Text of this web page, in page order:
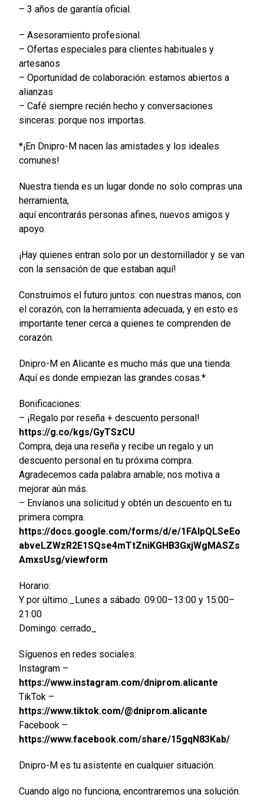
– 3 años de garantía oficial.
– Asesoramiento profesional.
– Ofertas especiales para clientes habituales y
artesanos
– Oportunidad de colaboración: estamos abiertos a
alianzas
– Café siempre recién hecho y conversaciones
sinceras: porque nos importas.
*¡En Dnipro-M nacen las amistades y los ideales
comunes!
Nuestra tienda es un lugar donde no solo compras una
herramienta,
aquí encontrarás personas afines, nuevos amigos y
apoyo.
¡Hay quienes entran solo por un destornillador y se van
con la sensación de que estaban aquí!
Construimos el futuro juntos: con nuestras manos, con
el corazón, con la herramienta adecuada, y en esto es
importante tener cerca a quienes te comprenden de
corazón.
Dnipro-M en Alicante es mucho más que una tienda.
Aquí es donde empiezan las grandes cosas.*
Bonificaciones:
– ¡Regalo por reseña + descuento personal!
https://g.co/kgs/GyTSzCU
Compra, deja una reseña y recibe un regalo y un
descuento personal en tu próxima compra.
Agradecemos cada palabra amable; nos motiva a
mejorar aún más.
– Envíanos una solicitud y obtén un descuento en tu
primera compra.
https://docs.google.com/forms/d/e/1FAIpQLSeEo
abveLZWzR2E1SQse4mTtZniKGHB3GxjWgMASZs
AmxsUsg/viewform
Horario:
Y por último._Lunes a sábado: 09:00–13:00 y 15:00–
21:00
Domingo: cerrado_
Síguenos en redes sociales:
Instagram –
https://www.instagram.com/dniprom.alicante
TikTok –
https://www.tiktok.com/@dniprom.alicante
Facebook –
https://www.facebook.com/share/15gqN83Kab/
Dnipro-M es tu asistente en cualquier situación.
Cuando algo no funciona, encontraremos una solución.